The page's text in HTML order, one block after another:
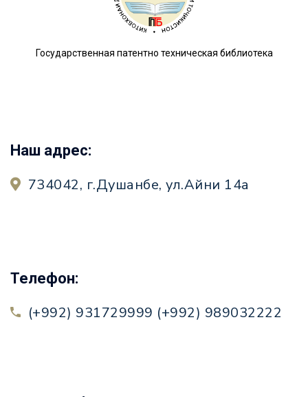
Государственная патентно техническая библиотека
Наш адрес:
734042, г.Душанбе, ул.Айни 14а
Телефон:
(+992) 931729999 (+992) 989032222